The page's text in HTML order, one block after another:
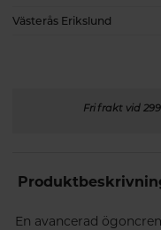
Västerås Erikslund
Fri frakt vid
En avancerad